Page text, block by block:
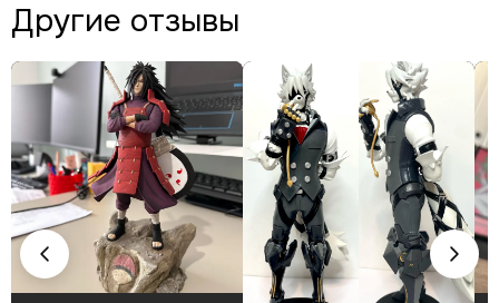
Другие отзывы